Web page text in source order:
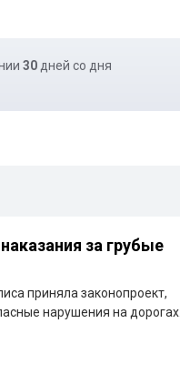
30 дней со дня
за грубые
приняла законопроект,
нарушения на дорогах.